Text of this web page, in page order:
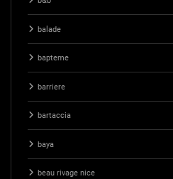
balade
bapteme
barriere
bartaccia
baya
beau rivage nice